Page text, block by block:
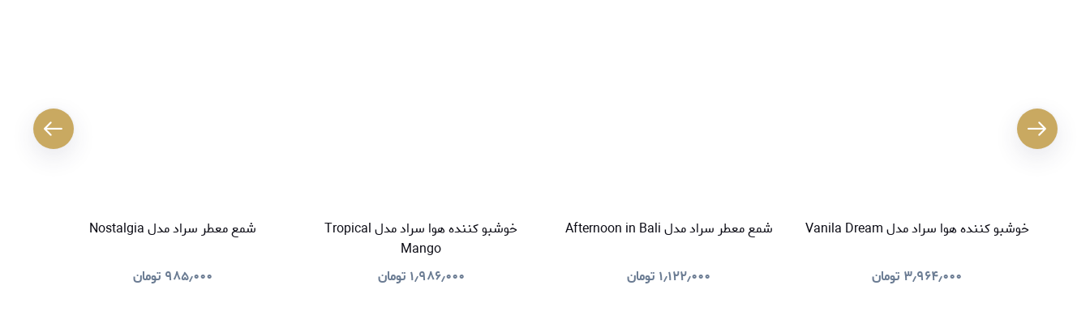
خوشبو کننده هوا سراد مدل Vanila Dream
۳٫۹۶۴٫۰۰۰ تومان
شمع معطر سراد مدل Afternoon in Bali
۱٫۱۲۲٫۰۰۰ تومان
خوشبو کننده هوا سراد مدل Tropical
Mango
۱٫۹۸۶٫۰۰۰ تومان
شمع معطر سراد مدل Nostalgia
۹۸۵٫۰۰۰ تومان